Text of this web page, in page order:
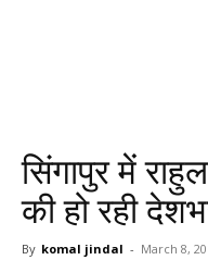
सिंगापुर में
की हो रही
By komal jindal - March 8,